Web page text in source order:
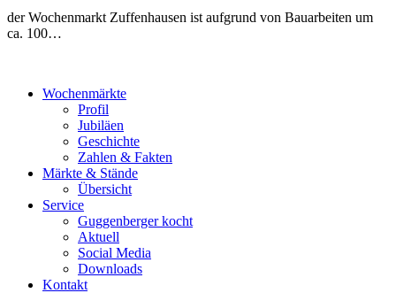
der Wochenmarkt Zuffenhausen ist aufgrund von Bauarbeiten um
ca. 100…
Wochenmärkte
Profil
Jubiläen
Geschichte
Zahlen & Fakten
Märkte & Stände
Übersicht
Service
Guggenberger kocht
Aktuell
Social Media
Downloads
Kontakt